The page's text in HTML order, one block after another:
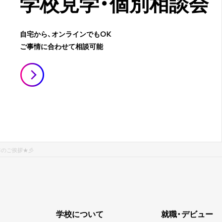
自宅から、オンラインでもOK
ご事情に合わせて相談可能
ご挨拶★彡
学校について 就職・デビュー